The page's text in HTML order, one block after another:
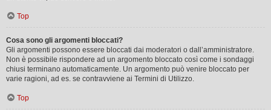
Top
Cosa sono gli argomenti bloccati?
Gli argomenti possono essere bloccati dai moderatori o dall’amministratore.
Non è possibile rispondere ad un argomento bloccato così come i sondaggi
chiusi terminano automaticamente. Un argomento può venire bloccato per
varie ragioni, ad es. se contravviene ai Termini di Utilizzo.
Top